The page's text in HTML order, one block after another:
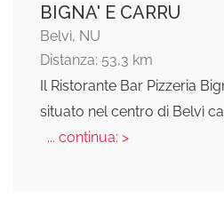
BIGNA' E CARRU
Belvì, NU
Distanza: 53,3 km
Il Ristorante Bar Pizzeria
situato nel centro di Belvì
... continua: >